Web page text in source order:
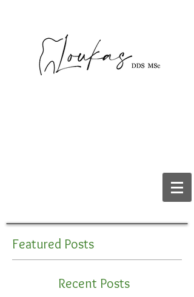
Featured Posts
Recent Posts